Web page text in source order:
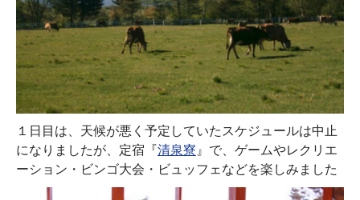
１日目は、天候が悪く予定していたスケジュールは中止
になりましたが、定宿『清泉寮 』で、ゲームやレクリエ
ーション・ビンゴ大会・ビュッフェなどを楽しみました